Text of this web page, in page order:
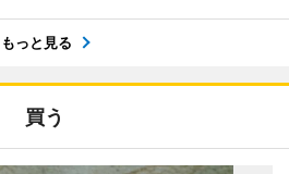
もっと見る
買う